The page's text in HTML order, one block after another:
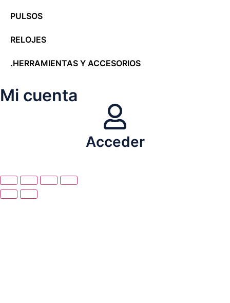
PULSOS
RELOJES
.HERRAMIENTAS Y ACCESORIOS
Mi cuenta
Acceder